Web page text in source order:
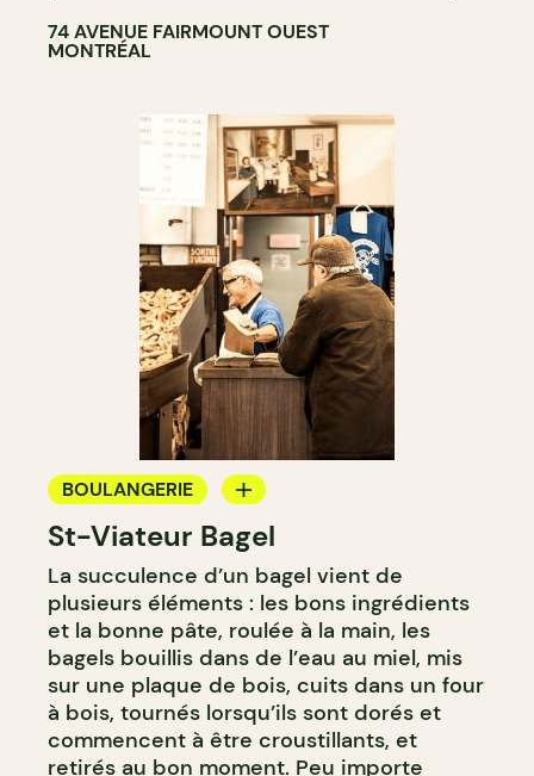
74 AVENUE FAIRMOUNT OUEST
MONTRÉAL
BOULANGERIE
COMPTOIR
St-Viateur Bagel
La succulence d’un bagel vient de
plusieurs éléments : les bons ingrédients
et la bonne pâte, roulée à la main, les
bagels bouillis dans de l’eau au miel, mis
sur une plaque de bois, cuits dans un four
à bois, tournés lorsqu’ils sont dorés et
commencent à être croustillants, et
retirés au bon moment. Peu importe